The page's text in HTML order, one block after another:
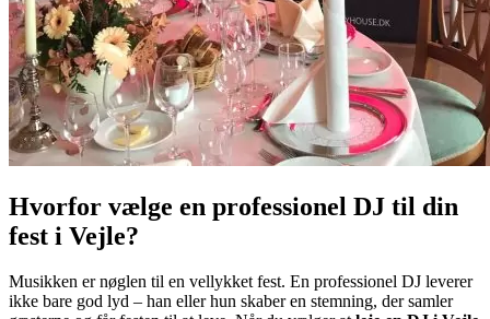
Hvorfor vælge en professionel DJ til din
fest i Vejle?
Musikken er nøglen til en vellykket fest. En professionel DJ leverer
ikke bare god lyd – han eller hun skaber en stemning, der samler